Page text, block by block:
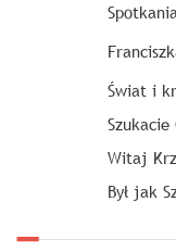
Świat i
Witaj
Był jak